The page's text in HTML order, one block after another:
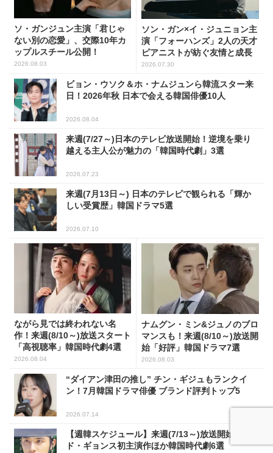
ソ・ガンジュン主演「君じゃ
ない別の恋愛」、交際10年カ
ップルスチール公開！
2026.08.03
ソン・ガン×イ・ジュニョン主
演「フォーハンズ」2人の天才
ピアニストが紡ぐ友情と成長
2026.07.30
ビョン・ウソク＆ホ・ナムジュンら韓流スター来
日！2026年秋 日本で会える韓国俳優10人
2026.08.04
来週(7/27～)日本のテレビ放送開始！逆境を乗り
越える主人公が魅力の「韓国時代劇」3選
2026.07.23
来週(7月13日～) 日本のテレビで観られる「輝か
しい受賞歴」韓国ドラマ5選
2026.07.10
ながら見では終われない名
作！来週(8/10～)放送スタート
「高視聴率」韓国時代劇4選
2026.08.04
ナムグン・ミン&ジュノのブロ
マンスも！来週(8/10～)放送開
始「好評」韓国ドラマ7選
2026.08.03
“ダイアン津田の推し” チン・ギジュもランクイ
ン！7月韓国ドラマ俳優 ブランド評判トップ5
2026.07.14
【週韓スケジュール】来週(7/13～)放送開始！
ド・ギョンス初主演作ほか韓国時代劇6選